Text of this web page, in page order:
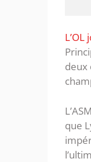
deux
que